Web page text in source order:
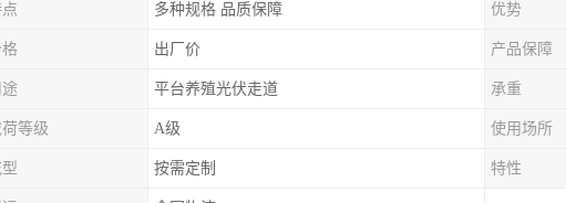
多种规格 品质保障 优势
出厂价 产品保障
途 平台养殖光伏走道 承重
荷等级 A级 使用场所
按需定制 特性